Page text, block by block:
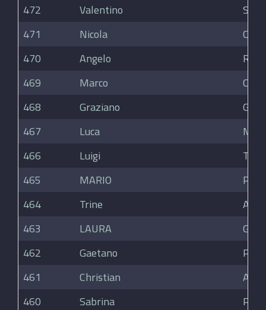
472
Valentino
471
Nicola
470
Angelo
469
Marco
468
Graziano
467
Luca
466
Luigi
465
MARIO
464
Trine
463
LAURA
462
Gaetano
461
Christian
Arici
460
Sabrina
Paci